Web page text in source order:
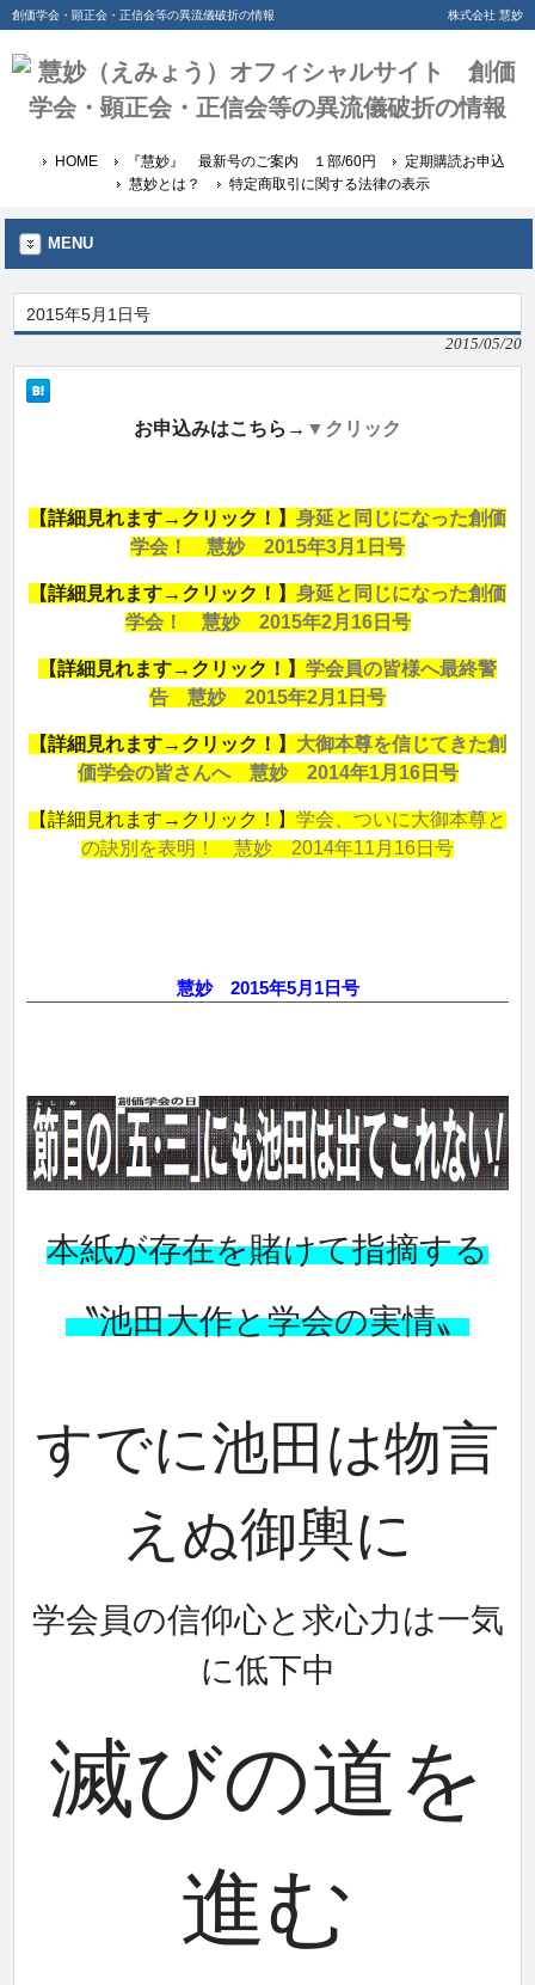
創価学会・顕正会・正信会等の異流儀破折の情報 株式会社 慧妙
HOME 『慧妙』 最新号のご案内 １部/60円
定期購読お申込
慧妙とは？
特定商取引に関する法律の表示
MENU
2015年5月1日号
2015/05/20
お申込みはこちら→ ▼クリック
【詳細見れます→クリック！】 身延と同じになった創価
学会！ 慧妙 2015年3月1日号
【詳細見れます→クリック！】 身延と同じになった創価
学会！ 慧妙 2015年2月16日号
【詳細見れます→クリック！】 学会員の皆様へ最終警
告 慧妙 2015年2月1日号
【詳細見れます→クリック！】 大御本尊を信じてきた創
価学会の皆さんへ 慧妙 2014年1月16日号
【詳細見れます→クリック！】 学会、ついに大御本尊と
の訣別を表明！ 慧妙 2014年11月16日号
慧妙 2015年5月1日号
本紙が存在を賭けて指摘する
〝池田大作と学会の実情〟
すでに池田は物言
えぬ御輿に
学会員の信仰心と求心力は一気
に低下中
滅びの道を
進む